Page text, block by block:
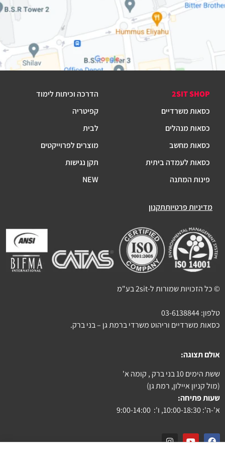
2SIT SHOP
כסאות משרדיים
כסאות מנהלים
כסאות מחשב
כסאות לעמדה ביתית
פינות המתנה
הדרכה וכיתות לימוד
קפיטריה
לבית
מוצרים לפרוייקטים
תקן נגישות
NEW
מדיניות פרטיותתקנון
© כל הזכויות שמורות ל-2sit בע"מ
טלפון:03-6138844
כסאות משרדיים וריהוט משרדי ברמת גן – בני ברק.
אולם תצוגה:
ששת הימים 10 בני ברק , קומה א'
(מול קניון איילון, רמת גן)
שעות פתיחה:
א'-ה': 10:00-18:30, ו': 9:00-14:00